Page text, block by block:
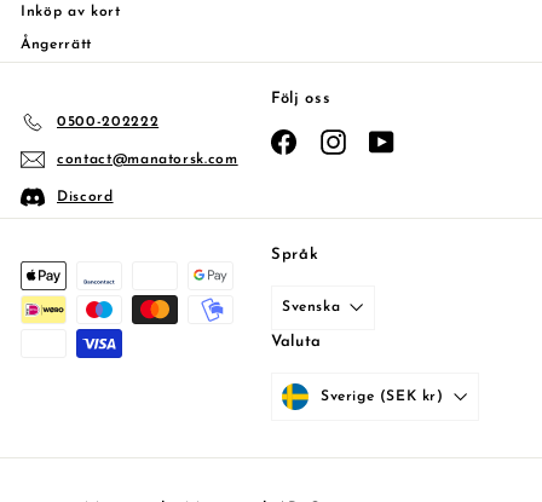
Inköp av kort
Ångerrätt
0500-202222
contact@manatorsk.com
Discord
Följ oss
FacebookInstagram
Språk
Svenska
Valuta
Sverige (SEK kr)